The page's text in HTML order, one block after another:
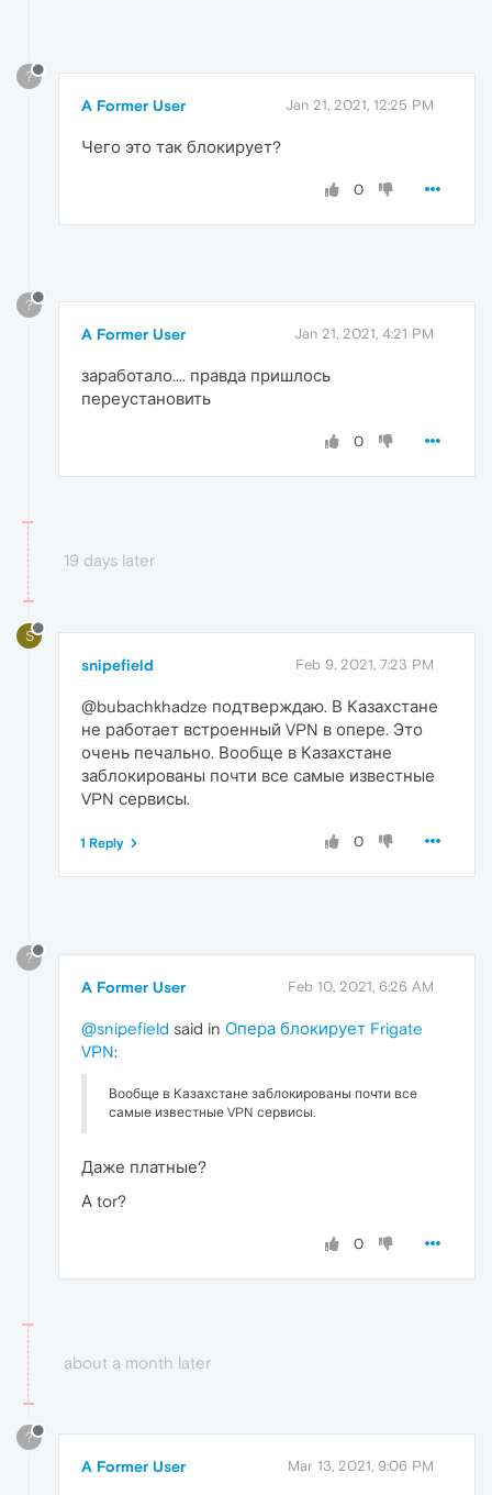
?
A Former User Jan 21, 2021, 12:25 PM
Чего это так блокирует?
0
?
A Former User Jan 21, 2021, 4:21 PM
заработало.... правда пришлось
переустановить
0
19 days later
S
snipefield Feb 9, 2021, 7:23 PM
@bubachkhadze подтверждаю. В Казахстане
не работает встроенный VPN в опере. Это
очень печально. Вообще в Казахстане
заблокированы почти все самые известные
VPN сервисы.
0
1 Reply
?
A Former User Feb 10, 2021, 6:26 AM
@snipefield said in Опера блокирует Frigate
VPN:
Вообще в Казахстане заблокированы почти все
самые известные VPN сервисы.
Даже платные?
А tor?
0
about a month later
?
A Former User Mar 13, 2021, 9:06 PM